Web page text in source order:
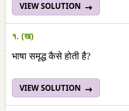
VIEW SOLUTION
१. (ख)
भाषा समृद्ध कैसे होती है?
VIEW SOLUTION